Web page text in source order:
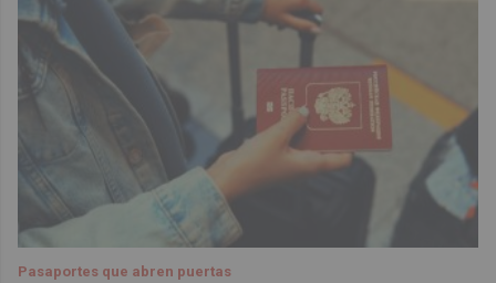
Pasaportes que abren puertas